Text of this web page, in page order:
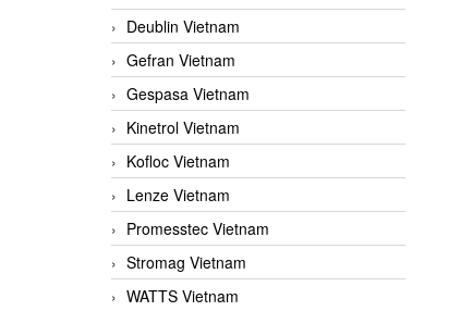
Deublin Vietnam
Gefran Vietnam
Gespasa Vietnam
Kinetrol Vietnam
Kofloc Vietnam
Lenze Vietnam
Promesstec Vietnam
Stromag Vietnam
WATTS Vietnam